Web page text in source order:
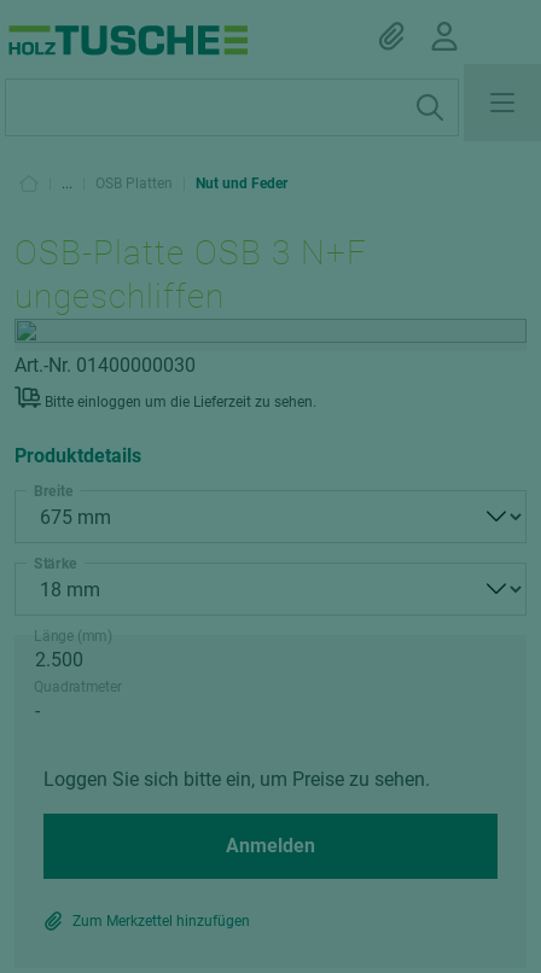
... OSB Platten Nut und Feder
OSB-Platte OSB 3 N+F
ungeschliffen
Art.-Nr. 01400000030
Bitte einloggen um die Lieferzeit zu sehen.
Produktdetails
Breite
Stärke
Länge (mm)
Quadratmeter
Loggen Sie sich bitte ein, um Preise zu sehen.
Anmelden
Zum Merkzettel hinzufügen